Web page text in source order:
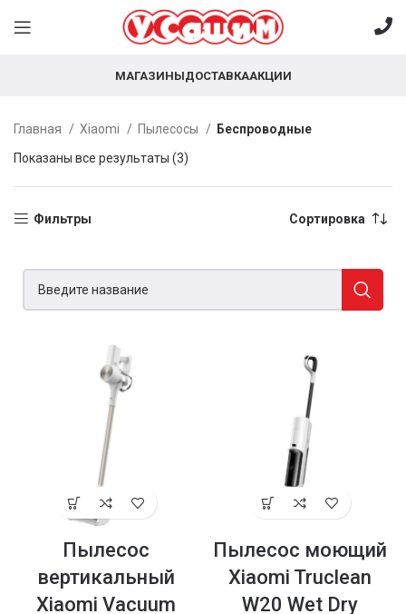
МАГАЗИНЫДОСТАВКААКЦИИ
Главная Xiaomi Пылесосы
Беспроводные
Показаны все результаты (3)
Фильтры Сортировка
Пылесос
вертикальный
Xiaomi Vacuum
Пылесос моющий
Xiaomi Truclean
W20 Wet Dry